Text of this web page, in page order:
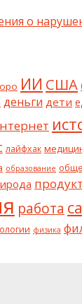
о
ИИ США
деньги дети
лайфхак
образование
работа
физика